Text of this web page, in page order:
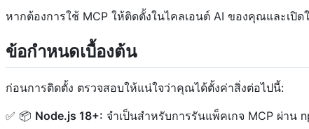
หากต้องการใช้ MCP ให้ติดตั้งในไคลเอนต์ AI ของคุณและเ
ข้อกำหนดเบื้องต้น
ก่อนการติดตั้ง ตรวจสอบให้แน่ใจว่าคุณได้ตั้งค่าสิ่งต่อไปนี้:
✅ 📦 Node.js 18+: จำเป็นสำหรับการรันแพ็คเกจ MCP ผ่าน